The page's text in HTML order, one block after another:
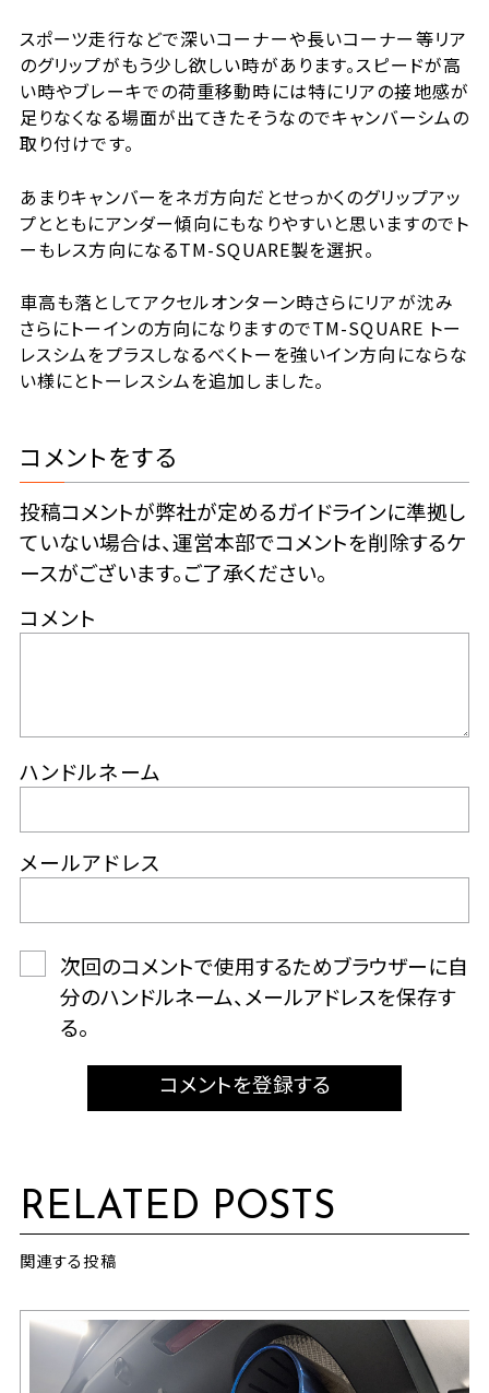
スポーツ走行などで深いコーナーや長いコーナー等リア
のグリップがもう少し欲しい時があります。スピードが高
い時やブレーキでの荷重移動時には特にリアの接地感が
足りなくなる場面が出てきたそうなのでキャンバーシムの
取り付けです。
あまりキャンバーをネガ方向だとせっかくのグリップアッ
プとともにアンダー傾向にもなりやすいと思いますのでト
ーもレス方向になるTM-SQUARE製を選択。
車高も落としてアクセルオンターン時さらにリアが沈み
さらにトーインの方向になりますのでTM-SQUARE トー
レスシムをプラスしなるべくトーを強いイン方向にならな
い様にとトーレスシムを追加しました。
コメントをする
投稿コメントが弊社が定めるガイドラインに準拠し
ていない場合は、運営本部でコメントを削除するケ
ースがございます。ご了承ください。
コメント
ハンドルネーム
メールアドレス
次回のコメントで使用するためブラウザーに自
分のハンドルネーム、メールアドレスを保存す
る。
コメントを登録する
RELATED POSTS
関連する投稿